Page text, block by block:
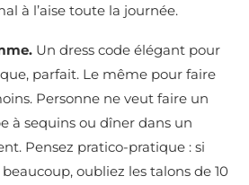
à l’aise toute la journée.
Un dress code élégant pour
parfait. Le même pour faire
Personne ne veut faire un
à sequins ou dîner dans un
Pensez pratico-pratique : si
oubliez les talons de 10